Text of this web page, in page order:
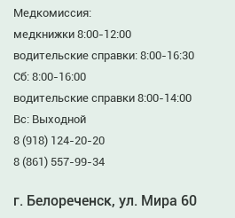
Медкомиссия:
медкнижки 8:00-12:00
водительские справки: 8:00-16:30
Сб: 8:00-16:00
водительские справки 8:00-14:00
Вс: Выходной
8 (918) 124-20-20
8 (861) 557-99-34
г. Белореченск, ул. Мира 60